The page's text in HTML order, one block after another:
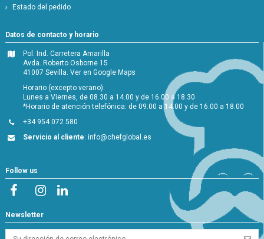
Estado del pedido
Datos de contacto y horario
Pol. Ind. Carretera Amarilla
Avda. Roberto Osborne 15
41007 Sevilla.Ver en Google Maps
Horario (excepto verano):
Lunes a Viernes, de 08.30 a 14.00 y de 16.00 a 18.30
*Horario de atención telefónica: de 09.00 a 14.00 y de 16.00 a 18.00
+34 954 072 580
Servicio al cliente:info@chefglobal.es
Follow us
Newsletter